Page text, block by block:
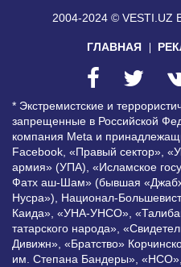
2004-2024 © VESTI.UZ
ГЛАВНАЯ
* Экстремистские и
запрещенные в Российской
компания Meta и
Facebook, «Правый сектор»,
армия» (УПА), «Исламское
Фатх аш-Шам» (бывшая
Нусра»), Национал-
Каида», «УНА-УНСО»,
татарского народа»,
Дивижн», «Братство»
им. Степана Бандеры»,